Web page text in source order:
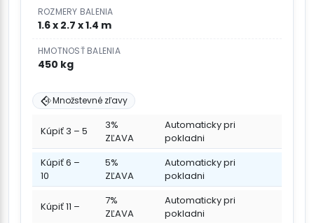
ROZMERY BALENIA
1.6 x 2.7 x 1.4 m
HMOTNOSŤ BALENIA
450 kg
Množstevné zľavy
Kúpiť 3 – 5
3%
ZĽAVA
Automaticky pri
pokladni
Kúpiť 6 –
10
5%
ZĽAVA
Automaticky pri
pokladni
Kúpiť 11 –
7%
ZĽAVA
Automaticky pri
pokladni